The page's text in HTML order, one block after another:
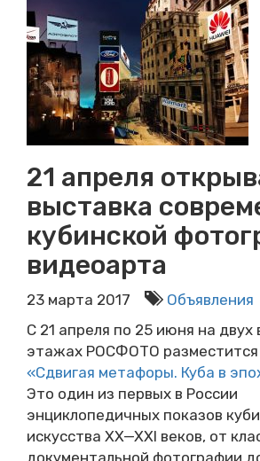
21 апреля
выставка
кубинской
видеоарта
23 марта 2017
Объявления
С 21 апреля по 25 июня на
этажах РОСФОТО разместится
«Сдвигая метафоры. Куба в
Это один из первых в России
энциклопедичных показов
искусства XX—XXI веков, от
документальной фотографии